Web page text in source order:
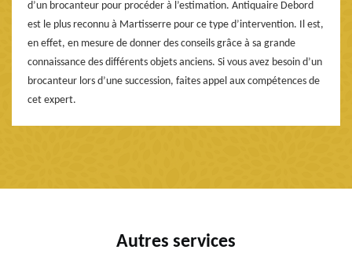
d’un brocanteur pour procéder à l’estimation. Antiquaire Debord
est le plus reconnu à Martisserre pour ce type d’intervention. Il est,
en effet, en mesure de donner des conseils grâce à sa grande
connaissance des différents objets anciens. Si vous avez besoin d’un
brocanteur lors d’une succession, faites appel aux compétences de
cet expert.
Autres services